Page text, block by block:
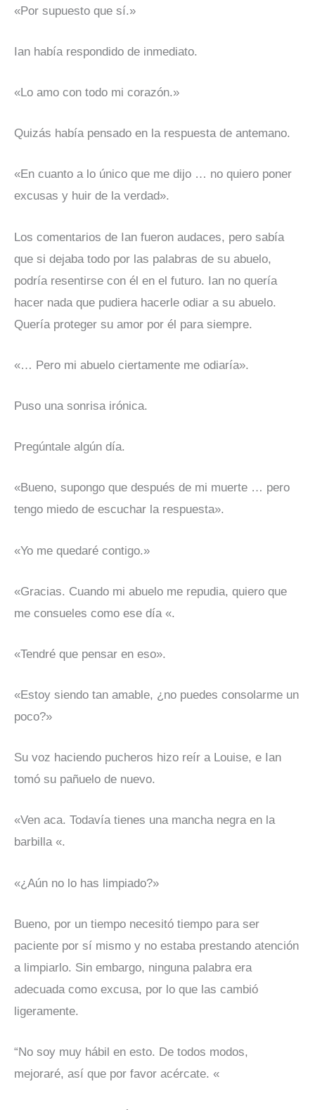
«Por supuesto que sí.»
Ian había respondido de inmediato.
«Lo amo con todo mi corazón.»
Quizás había pensado en la respuesta de antemano.
«En cuanto a lo único que me dijo … no quiero poner
excusas y huir de la verdad».
Los comentarios de Ian fueron audaces, pero sabía
que si dejaba todo por las palabras de su abuelo,
podría resentirse con él en el futuro. Ian no quería
hacer nada que pudiera hacerle odiar a su abuelo.
Quería proteger su amor por él para siempre.
«… Pero mi abuelo ciertamente me odiaría».
Puso una sonrisa irónica.
Pregúntale algún día.
«Bueno, supongo que después de mi muerte … pero
tengo miedo de escuchar la respuesta».
«Yo me quedaré contigo.»
«Gracias. Cuando mi abuelo me repudia, quiero que
me consueles como ese día «.
«Tendré que pensar en eso».
«Estoy siendo tan amable, ¿no puedes consolarme un
poco?»
Su voz haciendo pucheros hizo reír a Louise, e Ian
tomó su pañuelo de nuevo.
«Ven aca. Todavía tienes una mancha negra en la
barbilla «.
«¿Aún no lo has limpiado?»
Bueno, por un tiempo necesitó tiempo para ser
paciente por sí mismo y no estaba prestando atención
a limpiarlo. Sin embargo, ninguna palabra era
adecuada como excusa, por lo que las cambió
ligeramente.
“No soy muy hábil en esto. De todos modos,
mejoraré, así que por favor acércate. «